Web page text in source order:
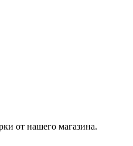
от нашего магазина.